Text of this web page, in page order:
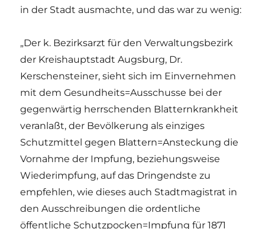
in der Stadt ausmachte, und das war zu wenig:
„Der k. Bezirksarzt für den Verwaltungsbezirk
der Kreishauptstadt Augsburg, Dr.
Kerschensteiner, sieht sich im Einvernehmen
mit dem Gesundheits=Ausschusse bei der
gegenwärtig herrschenden Blatternkrankheit
veranlaßt, der Bevölkerung als einziges
Schutzmittel gegen Blattern=Ansteckung die
Vornahme der Impfung, beziehungsweise
Wiederimpfung, auf das Dringendste zu
empfehlen, wie dieses auch Stadtmagistrat in
den Ausschreibungen die ordentliche
öffentliche Schutzpocken=Impfung für 1871